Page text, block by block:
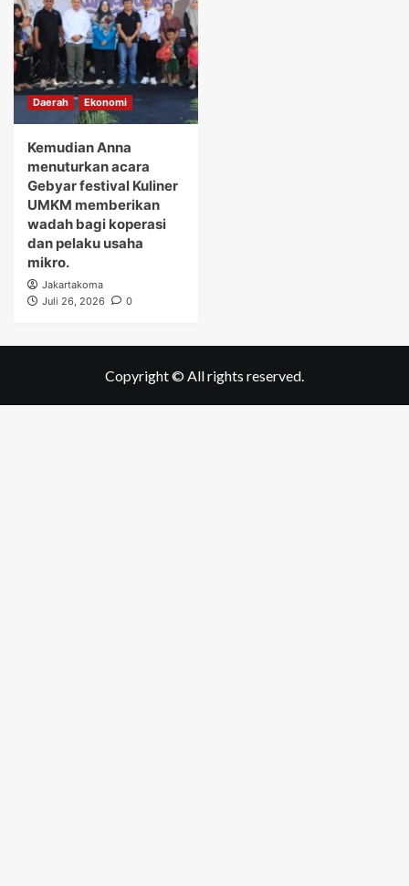
Daerah Ekonomi
Kemudian Anna
menuturkan acara
Gebyar festival Kuliner
UMKM memberikan
wadah bagi koperasi
dan pelaku usaha
mikro.
Jakartakoma
Juli 26, 2026
0
Copyright © All rights reserved.